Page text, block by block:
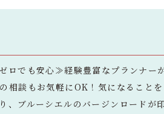
ロでも安心≫経験豊富なプランナー
相談もお気軽にOK！気になること
、ブルーシエルのバージンロードが